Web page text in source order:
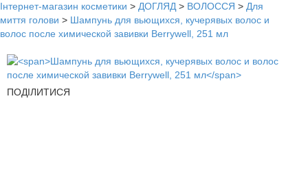
Інтернет-магазин косметики > ДОГЛЯД > ВОЛОССЯ > Для
миття голови > Шампунь для вьющихся, кучерявых волос и
волос после химической завивки Berrywell, 251 мл
ПОДІЛИТИСЯ